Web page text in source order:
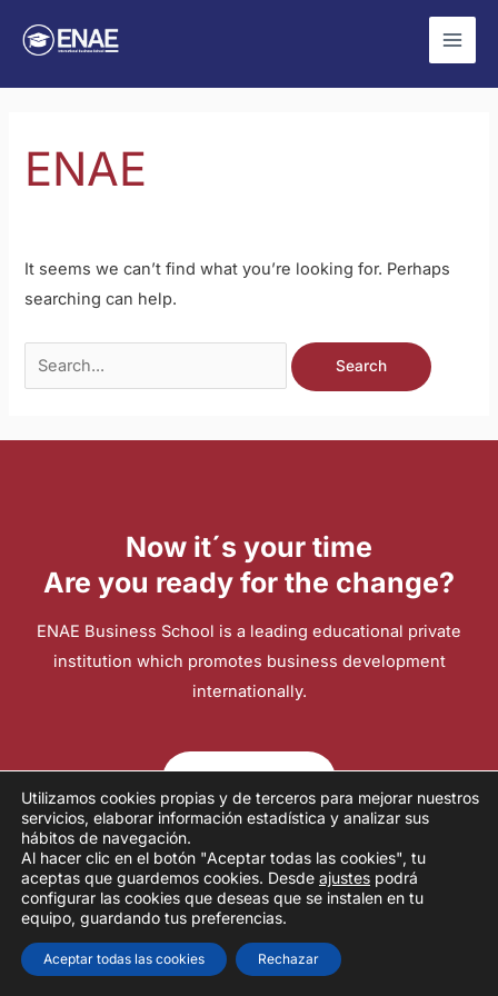
Main
ENAE
It seems we can’t find what you’re looking for. Perhaps
searching can help.
for:
Now it´s your time
Are you ready for the change?
ENAE Business School is a leading educational private
institution which promotes business development
internationally.
Contact
2026 ENAE INTERNATIONAL BUSINESS SCHOOL
Powered by ENAE INTERNATIONAL BUSINESS SCHOOL
Utilizamos cookies propias y de terceros para mejorar nuestros
servicios, elaborar información estadística y analizar sus
hábitos de navegación.
Al hacer clic en el botón "Aceptar todas las cookies", tu
aceptas que guardemos cookies. Desde ajustes podrá
configurar las cookies que deseas que se instalen en tu
equipo, guardando tus preferencias.
Aceptar todas las cookies Rechazar